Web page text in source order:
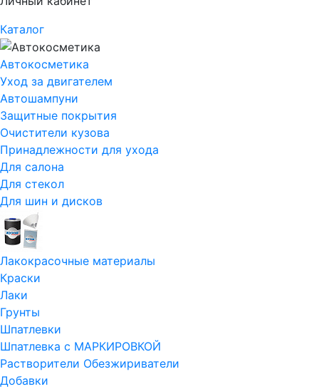
Каталог
Автокосметика
Уход за двигателем
Автошампуни
Защитные покрытия
Очистители кузова
Принадлежности для ухода
Для салона
Для стекол
Для шин и дисков
Лакокрасочные материалы
Краски
Лаки
Грунты
Шпатлевки
Шпатлевка с МАРКИРОВКОЙ
Растворители Обезжириватели
Добавки